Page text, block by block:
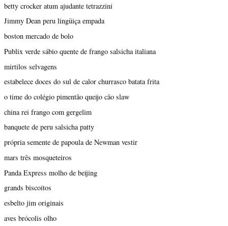
betty crocker atum ajudante tetrazzini
Jimmy Dean peru lingüiça empada
boston mercado de bolo
Publix verde sábio quente de frango salsicha italiana
mirtilos selvagens
estabelece doces do sul de calor churrasco batata frita
o time do colégio pimentão queijo cão slaw
china rei frango com gergelim
banquete de peru salsicha patty
própria semente de papoula de Newman vestir
mars três mosqueteiros
Panda Express molho de beijing
grands biscoitos
esbelto jim originais
aves brócolis olho